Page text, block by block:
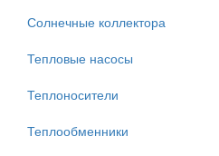
Солнечные коллектора
Тепловые насосы
Теплоносители
Теплообменники